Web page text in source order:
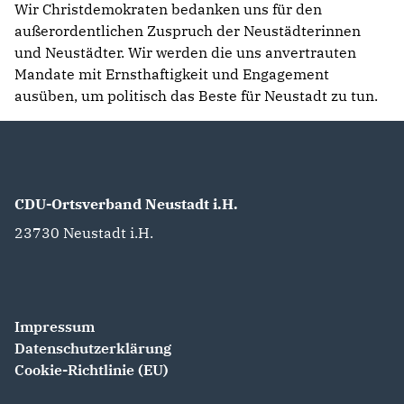
Wir Christdemokraten bedanken uns für den
außerordentlichen Zuspruch der Neustädterinnen
und Neustädter. Wir werden die uns anvertrauten
Mandate mit Ernsthaftigkeit und Engagement
ausüben, um politisch das Beste für Neustadt zu tun.
CDU-Ortsverband Neustadt i.H.
23730 Neustadt i.H.
Impressum
Datenschutzerklärung
Cookie-Richtlinie (EU)